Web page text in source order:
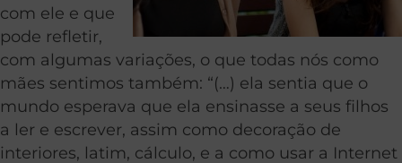
com ele e que
pode refletir,
com algumas variações, o que todas nós como
mães sentimos também: “(…) ela sentia que o
mundo esperava que ela ensinasse a seus filhos
a ler e escrever, assim como decoração de
interiores, latim, cálculo, e a como usar a Internet